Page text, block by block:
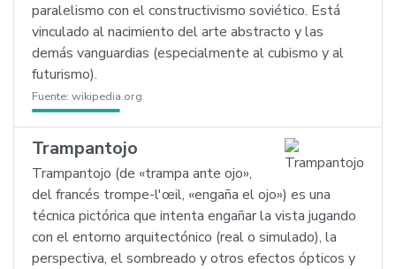
paralelismo con el constructivismo soviético. Está
vinculado al nacimiento del arte abstracto y las
demás vanguardias (especialmente al cubismo y al
futurismo).
Fuente: wikipedia.org
Trampantojo
Trampantojo (de «trampa ante ojo»,
del francés trompe-l'œil, «engaña el ojo») es una
técnica pictórica que intenta engañar la vista jugando
con el entorno arquitectónico (real o simulado), la
perspectiva, el sombreado y otros efectos ópticos y